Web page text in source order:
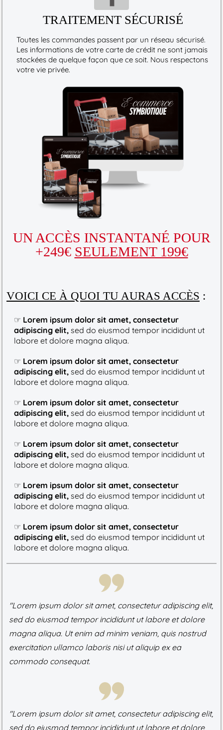
TRAITEMENT SÉCURISÉ
Toutes les commandes passent par un réseau sécurisé.
Les informations de votre carte de crédit ne sont jamais
stockées de quelque façon que ce soit. Nous respectons
votre vie privée.
UN ACCÈS INSTANTANÉ POUR
+249€ SEULEMENT 199€
VOICI CE À QUOI TU AURAS ACCÈS :
☞ Lorem ipsum dolor sit amet, consectetur
adipiscing elit, sed do eiusmod tempor incididunt ut
labore et dolore magna aliqua.
☞ Lorem ipsum dolor sit amet, consectetur
adipiscing elit, sed do eiusmod tempor incididunt ut
labore et dolore magna aliqua.
☞ Lorem ipsum dolor sit amet, consectetur
adipiscing elit, sed do eiusmod tempor incididunt ut
labore et dolore magna aliqua.
☞ Lorem ipsum dolor sit amet, consectetur
adipiscing elit, sed do eiusmod tempor incididunt ut
labore et dolore magna aliqua.
☞ Lorem ipsum dolor sit amet, consectetur
adipiscing elit, sed do eiusmod tempor incididunt ut
labore et dolore magna aliqua.
☞ Lorem ipsum dolor sit amet, consectetur
adipiscing elit, sed do eiusmod tempor incididunt ut
labore et dolore magna aliqua.
"Lorem ipsum dolor sit amet, consectetur adipiscing elit,
sed do eiusmod tempor incididunt ut labore et dolore
magna aliqua. Ut enim ad minim veniam, quis nostrud
exercitation ullamco laboris nisi ut aliquip ex ea
commodo consequat.
"Lorem ipsum dolor sit amet, consectetur adipiscing elit,
sed do eiusmod tempor incididunt ut labore et dolore